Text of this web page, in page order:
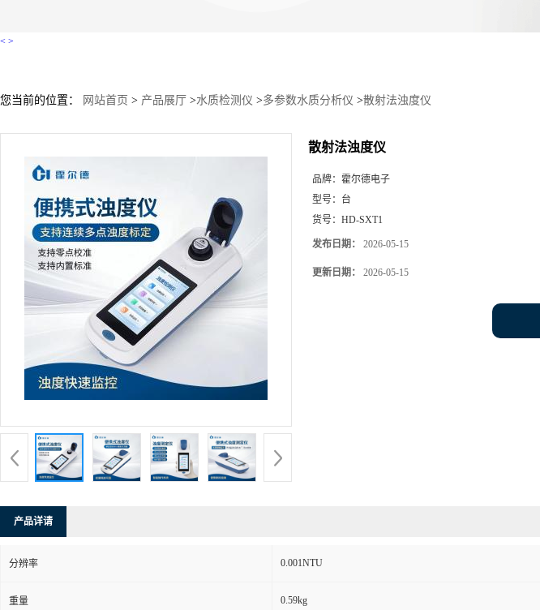
< >
您当前的位置： 网站首页 > 产品展厅 >水质检测仪 >多参数水质分析仪 >散射法浊度仪
散射法浊度仪
品牌： 霍尔德电子
型号： 台
货号： HD-SXT1
发布日期： 2026-05-15
更新日期： 2026-05-15
产品详请
分辨率 0.001NTU
重量 0.59kg